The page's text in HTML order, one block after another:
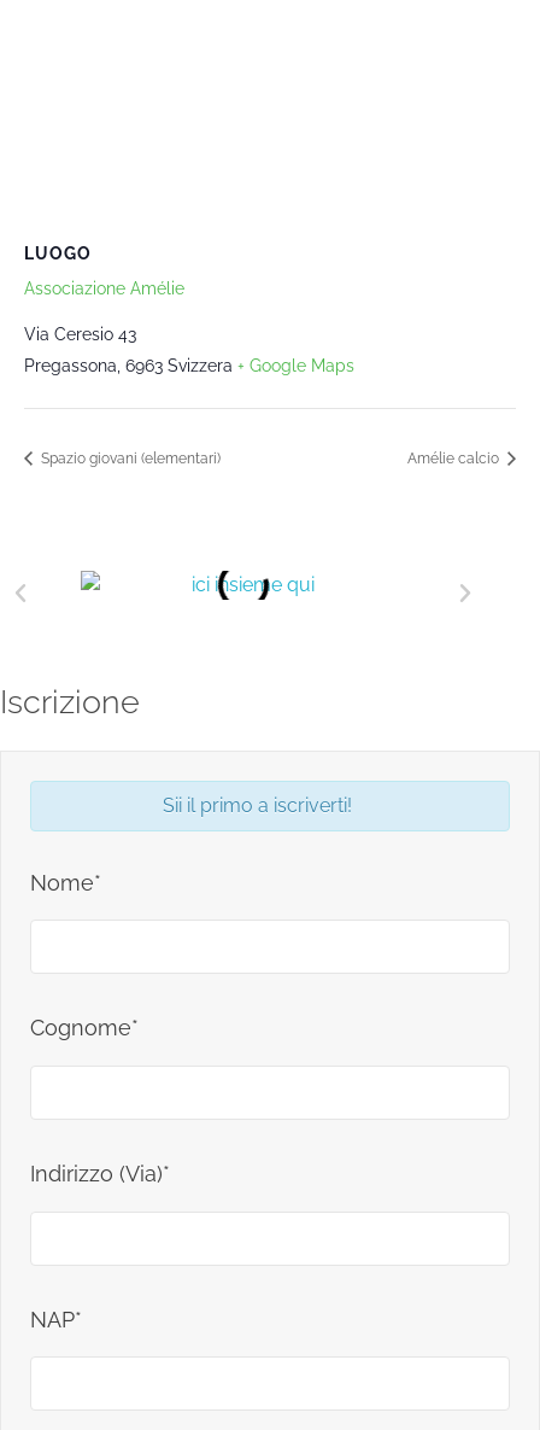
LUOGO
Associazione Amélie
Via Ceresio 43
Pregassona 6963 Svizzera + Google Maps
Spazio giovani (elementari) Amélie calcio
Iscrizione
Sii il primo a iscriverti!
Nome*
Cognome*
Indirizzo (Via)*
NAP*